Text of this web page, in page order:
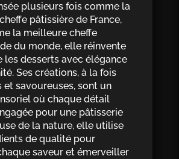
plusieurs fois comme la
pâtissière de France,
la meilleure cheffe
du monde, elle réinvente
les desserts avec élégance
Ses créations, à la fois
et savoureuses, sont un
où chaque détail
pour une pâtisserie
de la nature, elle utilise
de qualité pour
saveur et émerveiller